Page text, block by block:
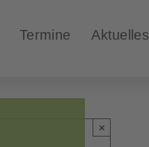
Termine Aktuelles
×